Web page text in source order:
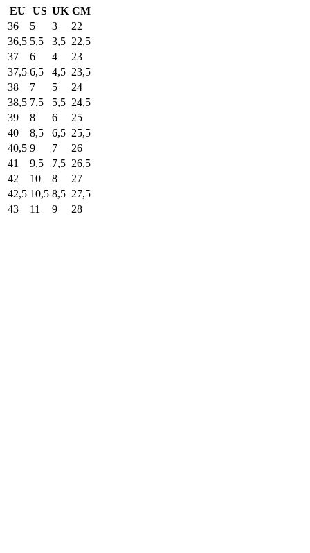
EU US UK CM
36
5 3
22
36,5 5,5 3,5 22,5
37
6 4
23
37,5 6,5 4,5 23,5
38
7 5
24
38,5 7,5 5,5 24,5
39
8 6
25
40
8,5 6,5 25,5
40,5 9 7
26
41
9,5 7,5 26,5
42
10 8
27
42,5 10,5 8,5 27,5
43
11 9 28